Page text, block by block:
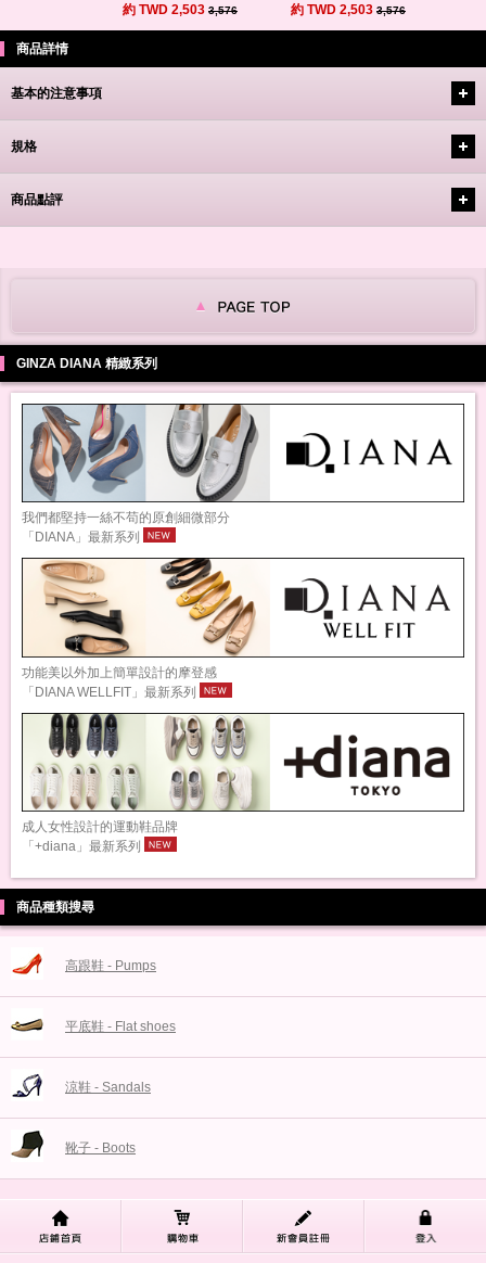
約 TWD 2,503 3,576 約 TWD 2,503 3,576
商品詳情
基本的注意事項
規格
商品點評
GINZA DIANA 精緻系列
我們都堅持一絲不苟的原創細微部分
「DIANA」最新系列
功能美以外加上簡單設計的摩登感
「DIANA WELLFIT」最新系列
成人女性設計的運動鞋品牌
「+diana」最新系列
商品種類搜尋
高跟鞋 - Pumps
平底鞋 - Flat shoes
涼鞋 - Sandals
靴子 - Boots